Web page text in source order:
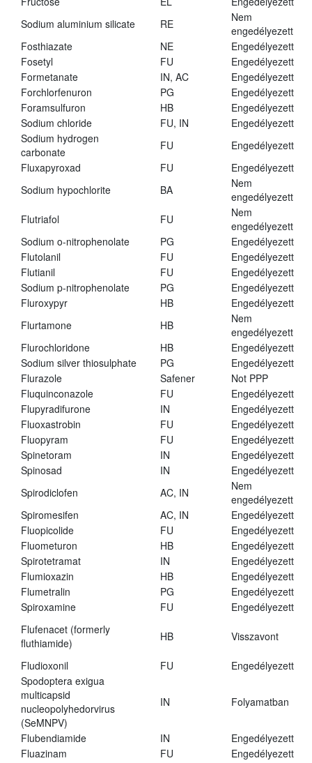
Sodium aluminium silicate
RE
Nem
engedélyezett
Fosthiazate
NE
Engedélyezett
Fosetyl
FU
Engedélyezett
Formetanate
IN, AC
Engedélyezett
Forchlorfenuron
PG
Engedélyezett
Foramsulfuron
HB
Engedélyezett
Sodium chloride
FU, IN
Engedélyezett
Sodium hydrogen
carbonate
FU
Engedélyezett
Fluxapyroxad
FU
Engedélyezett
Sodium hypochlorite
BA
Nem
engedélyezett
Flutriafol
FU
Nem
engedélyezett
Sodium o-nitrophenolate
PG
Engedélyezett
Flutolanil
FU
Engedélyezett
Flutianil
FU
Engedélyezett
Sodium p-nitrophenolate
PG
Engedélyezett
Fluroxypyr
HB
Engedélyezett
Flurtamone
HB
Nem
engedélyezett
Flurochloridone
HB
Engedélyezett
Sodium silver thiosulphate
PG
Engedélyezett
Flurazole
Safener
Not PPP
Fluquinconazole
FU
Engedélyezett
Flupyradifurone
IN
Engedélyezett
Fluoxastrobin
FU
Engedélyezett
Fluopyram
FU
Engedélyezett
Spinetoram
IN
Engedélyezett
Spinosad
IN
Engedélyezett
Spirodiclofen
AC, IN
Nem
engedélyezett
Spiromesifen
AC, IN
Engedélyezett
Fluopicolide
FU
Engedélyezett
Fluometuron
HB
Engedélyezett
Spirotetramat
IN
Engedélyezett
Flumioxazin
HB
Engedélyezett
Flumetralin
PG
Engedélyezett
Spiroxamine
FU
Engedélyezett
Flufenacet (formerly
fluthiamide)
HB Visszavont
Fludioxonil FU
Engedélyezett
Spodoptera exigua
multicapsid
nucleopolyhedorvirus
(SeMNPV)
IN Folyamatban
Flubendiamide IN
Engedélyezett
Fluazinam
FU
Engedélyezett